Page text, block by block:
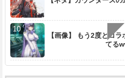
【画像】 もう2度とコ
てる